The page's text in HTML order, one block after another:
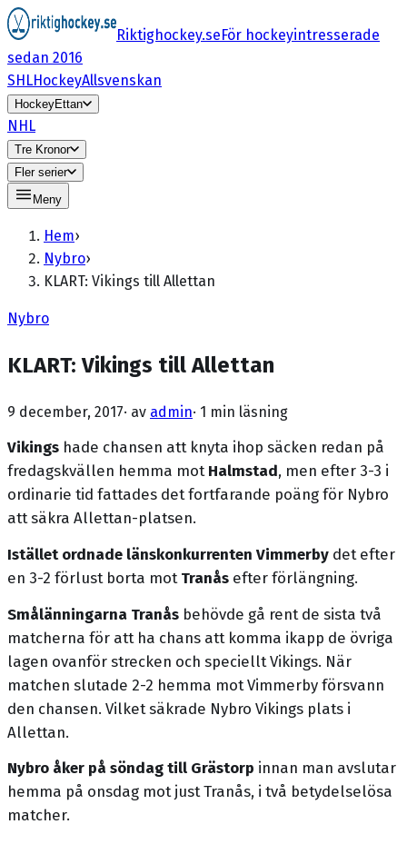
Riktighockey.seFör hockeyintresserade
sedan 2016
SHLHockeyAllsvenskan
HockeyEttan
NHL
Tre Kronor
Fler serier
Meny
Hem›
Nybro›
KLART: Vikings till Allettan
Nybro
KLART: Vikings till Allettan
9 december, 2017· av admin· 1 min läsning
Vikings hade chansen att knyta ihop säcken redan på
fredagskvällen hemma mot Halmstad, men efter 3-3 i
ordinarie tid fattades det fortfarande poäng för Nybro
att säkra Allettan-platsen.
Istället ordnade länskonkurrenten Vimmerby det efter
en 3-2 förlust borta mot Tranås efter förlängning.
Smålänningarna Tranås behövde gå rent de sista två
matcherna för att ha chans att komma ikapp de övriga
lagen ovanför strecken och speciellt Vikings. När
matchen slutade 2-2 hemma mot Vimmerby försvann
den chansen. Vilket säkrade Nybro Vikings plats i
Allettan.
Nybro åker på söndag till Grästorp innan man avslutar
hemma på onsdag mot just Tranås, i två betydelselösa
matcher.